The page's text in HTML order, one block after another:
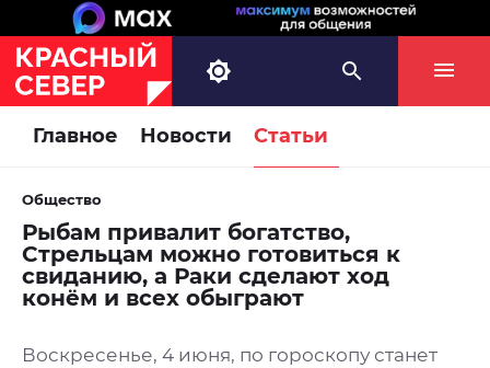
Главное Новости Статьи
Общество
Рыбам привалит богатство,
Стрельцам можно готовиться к
свиданию, а Раки сделают ход
конём и всех обыграют
Воскресенье, 4 июня, по гороскопу станет